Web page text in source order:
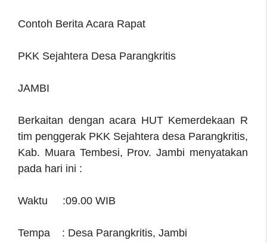
Contoh Berita Acara Rapat
PKK Sejahtera Desa Parangkritis
JAMBI
Berkaitan dengan acara HUT Kemerdekaan R
tim penggerak PKK Sejahtera desa Parangkritis,
Kab. Muara Tembesi, Prov. Jambi menyatakan
pada hari ini :
Waktu :09.00 WIB
Tempa : Desa Parangkritis, Jambi